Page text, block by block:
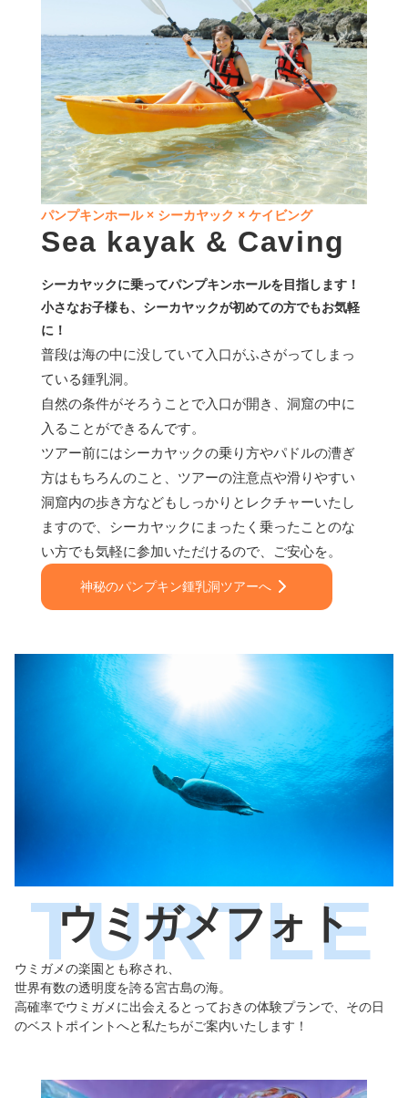
パンプキンホール × シーカヤック × ケイビング
Sea kayak & Caving
シーカヤックに乗ってパンプキンホールを目指します！
小さなお子様も、シーカヤックが初めての方でもお気軽
に！
普段は海の中に没していて入口がふさがってしまっ
ている鍾乳洞。
自然の条件がそろうことで入口が開き、洞窟の中に
入ることができるんです。
ツアー前にはシーカヤックの乗り方やパドルの漕ぎ
方はもちろんのこと、ツアーの注意点や滑りやすい
洞窟内の歩き方などもしっかりとレクチャーいたし
ますので、シーカヤックにまったく乗ったことのな
い方でも気軽に参加いただけるので、ご安心を。
神秘のパンプキン鍾乳洞ツアーへ
ウミガメフォト
ウミガメの楽園とも称され、
世界有数の透明度を誇る宮古島の海。
高確率でウミガメに出会えるとっておきの体験プランで、その日
のベストポイントへと私たちがご案内いたします！